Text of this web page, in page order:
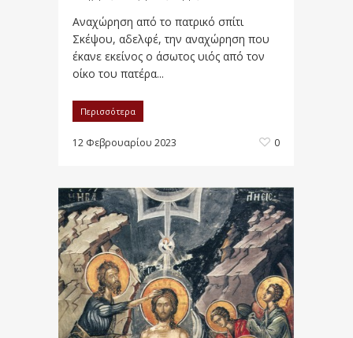
Αναχώρηση από το πατρικό σπίτι
Σκέψου, αδελφέ, την αναχώρηση που
έκανε εκείνος ο άσωτος υιός από τον
οίκο του πατέρα...
Περισσότερα
12 Φεβρουαρίου 2023 0